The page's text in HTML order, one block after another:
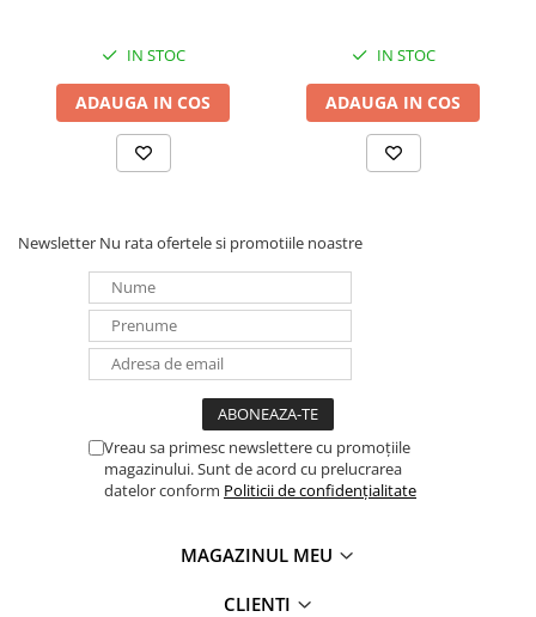
IN STOC
ADAUGA IN COS
IN STOC
ADAUGA IN COS
Newsletter Nu rata ofertele si promotiile noastre
Vreau sa primesc newslettere cu promoțiile
magazinului. Sunt de acord cu prelucrarea
datelor conform Politicii de confidențialitate
MAGAZINUL MEU
CLIENTI